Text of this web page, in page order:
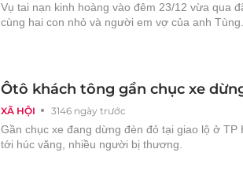
Vụ tai nạn kinh hoàng vào đêm 23/12 vừa qua
cùng hai con nhỏ và người em vợ của anh Tùng.
XÃ HỘI 3146 ngày trước
Ôtô khách tông gần chục xe
Gần chục xe đang dừng đèn đỏ tại giao lộ ở TP
tới húc văng, nhiều người bị thương.